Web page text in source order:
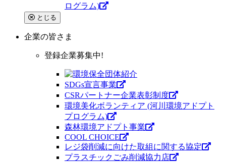
ログラム)
とじる
企業の皆さま
登録企業募集中!
SDGs宣言事業
CSRパートナー企業表彰制度
環境美化ボランティア (河川環境アドプト
プログラム)
森林環境アドプト事業
COOL CHOICE
レジ袋削減に向けた取組に関する協定
プラスチックごみ削減協力店